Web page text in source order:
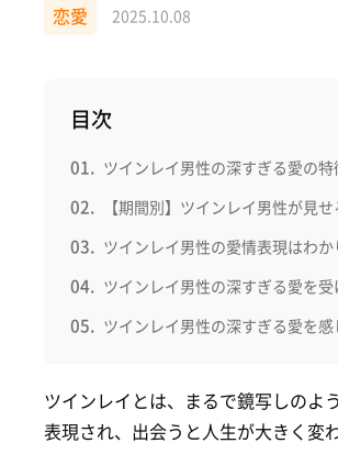
恋愛 2025.10.08
目次
ツインレイ男性の深すぎる愛の特
【期間別】ツインレイ男性が見
ツインレイ男性の愛情表現はわ
ツインレイ男性の深すぎる愛を
ツインレイ男性の深すぎる愛を
ツインレイとは、まるで鏡写しのよ
表現され、出会うと人生が大きく変